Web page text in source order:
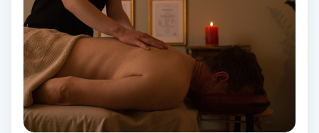
Ombre brows
Ombre naglar
Optiker